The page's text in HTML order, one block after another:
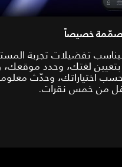
خصيصاً
تفضيلات تجربة
لغتك، وحدد
اختياراتك، وحدّث
من خمس نقرات.